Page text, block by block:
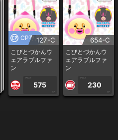
CP専用127-C
こびとづかんウ
ェアラブルファ
ン
1PLAY
575
CP
654-C
こびとづかんウ
ェアラブルファ
ン
1PLAY
230
CP